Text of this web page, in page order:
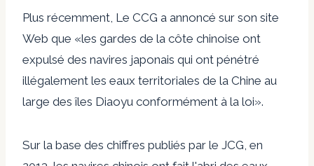
Plus récemment, Le CCG a annoncé sur son site
Web que «les gardes de la côte chinoise ont
expulsé des navires japonais qui ont pénétré
illégalement les eaux territoriales de la Chine au
large des îles Diaoyu conformément à la loi».
Sur la base des chiffres publiés par le JCG, en